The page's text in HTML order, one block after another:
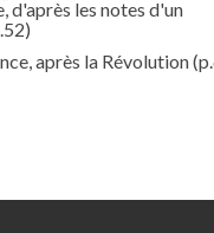
d'après les notes d'un
après la Révolution